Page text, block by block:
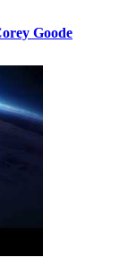
Goode